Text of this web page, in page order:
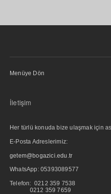
Menüye Dön
İletişim
Her türlü konuda bize ulaşmak için
E-Posta Adreslerimiz:
getem@bogazici.edu.tr
WhatsApp: 05393089577
Telefon: 0212 359 7538
0212 359 7659